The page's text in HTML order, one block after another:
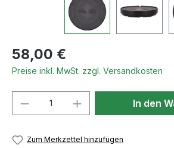
Regulärer Preis:
58,00 €
Preise inkl. MwSt. zzgl. Versandkosten
Produkt Anzahl: GibIn den
Zum Merkzettel hinzufügen